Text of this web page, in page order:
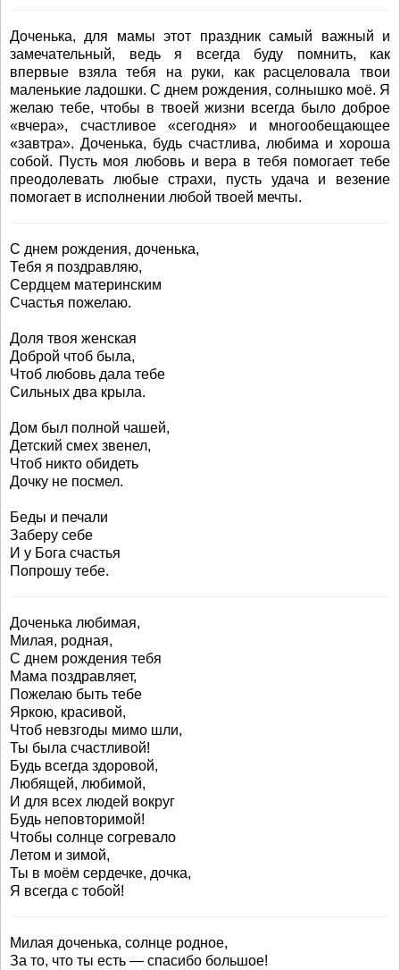
Доченька, для мамы этот праздник самый важный и
замечательный, ведь я всегда буду помнить, как
впервые взяла тебя на руки, как расцеловала твои
маленькие ладошки. С днем рождения, солнышко моё. Я
желаю тебе, чтобы в твоей жизни всегда было доброе
«вчера», счастливое «сегодня» и многообещающее
«завтра». Доченька, будь счастлива, любима и хороша
собой. Пусть моя любовь и вера в тебя помогает тебе
преодолевать любые страхи, пусть удача и везение
помогает в исполнении любой твоей мечты.
С днем рождения, доченька,
Тебя я поздравляю,
Сердцем материнским
Счастья пожелаю.
Доля твоя женская
Доброй чтоб была,
Чтоб любовь дала тебе
Сильных два крыла.
Дом был полной чашей,
Детский смех звенел,
Чтоб никто обидеть
Дочку не посмел.
Беды и печали
Заберу себе
И у Бога счастья
Попрошу тебе.
Доченька любимая,
Милая, родная,
С днем рождения тебя
Мама поздравляет,
Пожелаю быть тебе
Яркою, красивой,
Чтоб невзгоды мимо шли,
Ты была счастливой!
Будь всегда здоровой,
Любящей, любимой,
И для всех людей вокруг
Будь неповторимой!
Чтобы солнце согревало
Летом и зимой,
Ты в моём сердечке, дочка,
Я всегда с тобой!
Милая доченька, солнце родное,
За то, что ты есть — спасибо большое!